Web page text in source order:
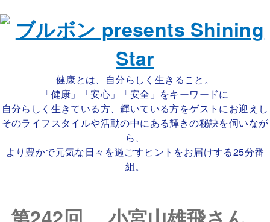
健康とは、自分らしく生きること。
「健康」「安心」「安全」をキーワードに
自分らしく生きている方、輝いている方をゲストにお迎えし
そのライフスタイルや活動の中にある輝きの秘訣を伺いなが
ら、
より豊かで元気な日々を過ごすヒントをお届けする25分番
組。